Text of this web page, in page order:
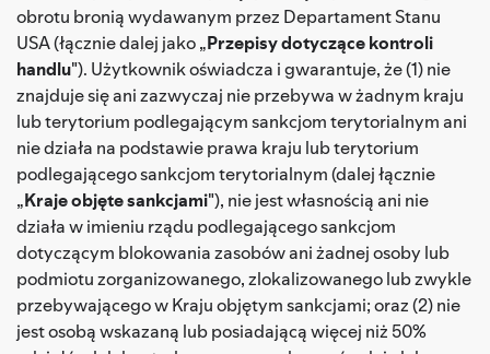
obrotu bronią wydawanym przez Departament Stanu
USA (łącznie dalej jako „Przepisy dotyczące kontroli
handlu"). Użytkownik oświadcza i gwarantuje, że (1) nie
znajduje się ani zazwyczaj nie przebywa w żadnym kraju
lub terytorium podlegającym sankcjom terytorialnym ani
nie działa na podstawie prawa kraju lub terytorium
podlegającego sankcjom terytorialnym (dalej łącznie
„Kraje objęte sankcjami"), nie jest własnością ani nie
działa w imieniu rządu podlegającego sankcjom
dotyczącym blokowania zasobów ani żadnej osoby lub
podmiotu zorganizowanego, zlokalizowanego lub zwykle
przebywającego w Kraju objętym sankcjami; oraz (2) nie
jest osobą wskazaną lub posiadającą więcej niż 50%